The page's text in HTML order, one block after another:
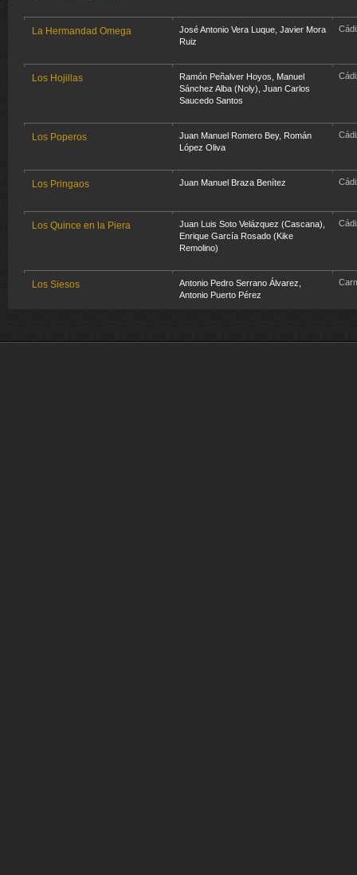
La Hermandad Omega José Antonio Vera Luque Javier Mora
Ruiz
Los Hojillas Ramón Peñalver Hoyos
Manuel
Sánchez Alba (Noly) Juan Carlos
Saucedo Santos
Los Poperos Juan Manuel Romero Bey, Román
López Oliva
Los Pringaos Juan Manuel Braza Benítez
Los Quince en la Piera Juan Luis Soto Velázquez (Cascana)
Enrique García Rosado (Kike
Remolino)
Los Siesos Antonio Pedro Serrano Álvarez
Antonio Puerto Pérez